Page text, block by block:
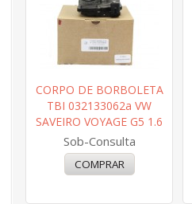
CORPO DE BORBOLETA
TBI 032133062a VW
SAVEIRO VOYAGE G5 1.6
Sob-Consulta